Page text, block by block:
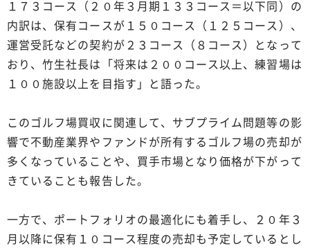
１７３コース（２０年３月期１３３コース＝以下同）の
内訳は、保有コースが１５０コース（１２５コース）、
運営受託などの契約が２３コース（８コース）となって
おり、竹生社長は「将来は２００コース以上、練習場は
１００施設以上を目指す」と語った。
このゴルフ場買収に関連して、サブプライム問題等の影
響で不動産業界やファンドが所有するゴルフ場の売却が
多くなっていることや、買手市場となり価格が下がって
きていることも報告した。
一方で、ポートフォリオの最適化にも着手し、２０年３
月以降に保有１０コース程度の売却も予定しているとし